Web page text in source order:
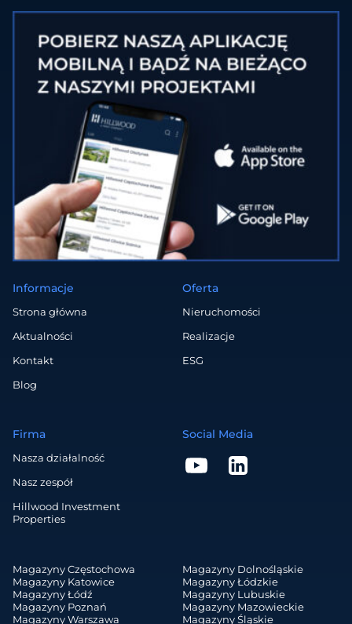
Social Media
Informacje
Strona główna
Aktualności
Kontakt
Blog
Oferta
Nieruchomości
Realizacje
ESG
Firma
Nasza działalność
Nasz zespół
Hillwood Investment
Properties
Magazyny Częstochowa
Magazyny Katowice
Magazyny Łódź
Magazyny Poznań
Magazyny Warszawa
Magazyny Dolnośląskie
Magazyny Łódzkie
Magazyny Lubuskie
Magazyny Mazowieckie
Magazyny Śląskie